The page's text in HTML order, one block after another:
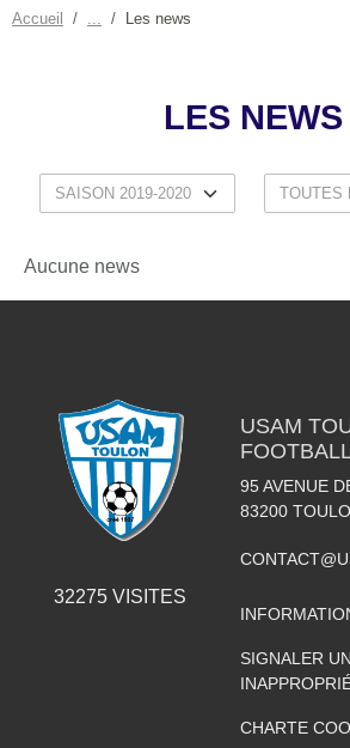
Accueil Les news
LES NEWS
Aucune news
32275VISITES
USAM
95 AVENUE
83200
SIGNALER
CHARTE